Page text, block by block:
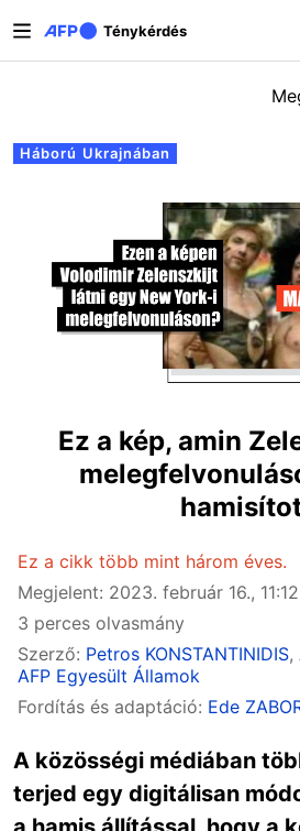
Ténykérdés
Elsődleges fülek
Háború Ukrajnában
Ez a kép, amin
Ez a cikk több mint három éves.
Megjelent: 2023. február 16., 11:12
3 perces olvasmány
Szerző: Petros KONSTANTINIDIS,
AFP Egyesült Államok
Fordítás és adaptáció: Ede
A közösségi médiában
terjed egy digitálisan